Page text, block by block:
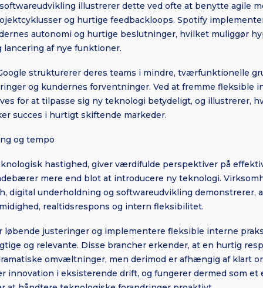
illustrerer dette ved ofte at benytte agile
og hurtige feedbackloops. Spotify
autonomi og hurtige beslutninger, hvilket muliggør
af nye funktioner.
strukturerer deres teams i mindre, tværfunktionelle
og kundernes forventninger. Ved at fremme fleksible
for at tilpasse sig ny teknologi betydeligt, og illustrerer,
succes i hurtigt skiftende markeder.
og tempo
hastighed, giver værdifulde perspektiver på
mere end blot at introducere ny teknologi.
digital underholdning og softwareudvikling demonstrerer,
realtidsrespons og intern fleksibilitet.
løbende justeringer og implementere fleksible interne
og relevante. Disse brancher erkender, at en hurtig
omvæltninger, men derimod er afhængig af klart
innovation i eksisterende drift, og fungerer dermed som